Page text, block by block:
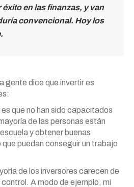
en las finanzas, y van
convencional. Hoy los
gente dice que invertir es
que no han sido capacitados
de las personas están
y obtener buenas
puedan conseguir un trabajo
de los inversores carecen de
A modo de ejemplo, mi